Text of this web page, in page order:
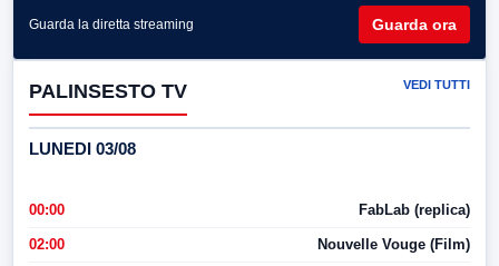
Guarda la diretta streaming Guarda ora
PALINSESTO TV VEDI TUTTI
LUNEDI 03/08
00:00 FabLab (replica)
02:00 Nouvelle Vouge (Film)